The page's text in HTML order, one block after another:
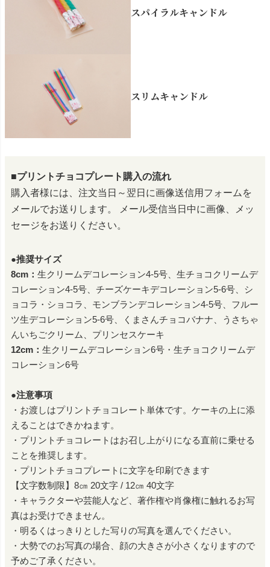
スパイラルキャンドル
スリムキャンドル
■プリントチョコプレート購入の流れ
購入者様には、注文当日～翌日に画像送信用フォームを
メールでお送りします。
メール受信当日中に画像、メッ
セージをお送りください。
●推奨サイズ
8cm： 生クリームデコレーション4-5号、生チョコクリームデ
コレーション4-5号、チーズケーキデコレーション5-6号、シ
ョコラ・ショコラ、モンブランデコレーション4-5号、フルー
ツ生デコレーション5-6号、くまさんチョコバナナ、うさちゃ
んいちごクリーム、プリンセスケーキ
12cm： 生クリームデコレーション6号・生チョコクリームデ
コレーション6号
●注意事項
・お渡しはプリントチョコレート単体です。ケーキの上に添
えることはできかねます。
・プリントチョコレートはお召し上がりになる直前に乗せる
ことを推奨します。
・プリントチョコプレートに文字を印刷できます
【文字数制限】8㎝ 20文字 / 12㎝ 40文字
・キャラクターや芸能人など、著作権や肖像権に触れるお写
真はお受けできません。
・明るくはっきりとした写りの写真を選んでください。
・大勢でのお写真の場合、顔の大きさが小さくなりますので
予めご了承ください。